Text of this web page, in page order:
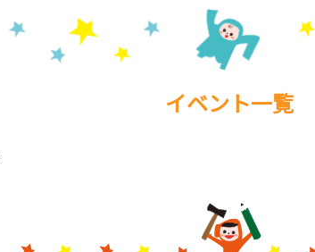
イベント一覧